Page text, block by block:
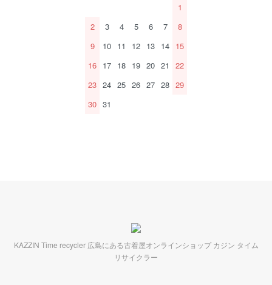
1
2
3 4 5 6 7
8
9
10 11 12 13 14 15
16 17 18 19 20 21
22
23 24 25 26 27 28 29
30 31
KAZZIN Time recycler 広島にある古着屋オンラインショップ カジン タイム
リサイクラー